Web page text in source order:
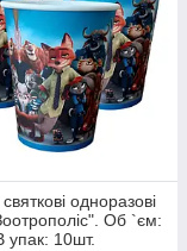
одноразові
Об `єм:
упак: 10шт.